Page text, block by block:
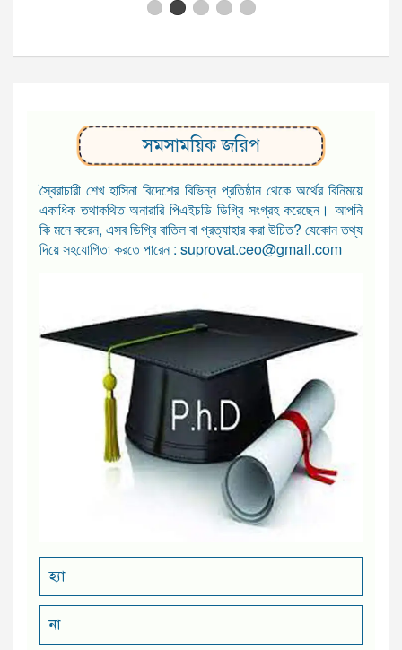
সমসাময়িক জরিপ
স্বৈরাচারী শেখ হাসিনা বিদেশের বিভিন্ন প্রতিষ্ঠান থেকে অর্থের বিনিময়ে
একাধিক তথাকথিত অনারারি পিএইচডি ডিগ্রি সংগ্রহ করেছেন। আপনি
কি মনে করেন, এসব ডিগ্রি বাতিল বা প্রত্যাহার করা উচিত? যেকোন তথ্য
দিয়ে সহযোগিতা করতে পারেন : suprovat.ceo@gmail.com
হ্যা
না